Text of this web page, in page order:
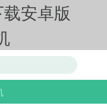
安卓版